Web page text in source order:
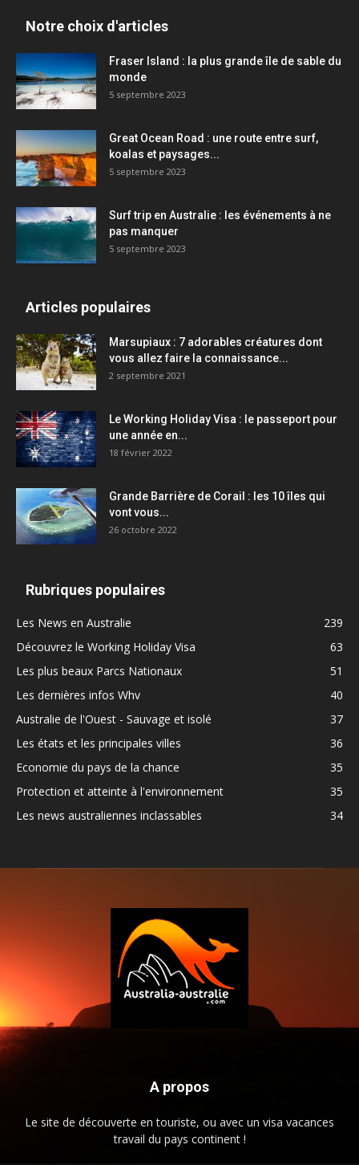
Notre choix d'articles
Fraser Island : la plus grande île de sable du
monde
5 septembre 2023
Great Ocean Road : une route entre surf,
koalas et paysages...
5 septembre 2023
Surf trip en Australie : les événements à ne
pas manquer
5 septembre 2023
Articles populaires
Marsupiaux : 7 adorables créatures dont
vous allez faire la connaissance...
2 septembre 2021
Le Working Holiday Visa : le passeport pour
une année en...
18 février 2022
Grande Barrière de Corail : les 10 îles qui
vont vous...
26 octobre 2022
Rubriques populaires
Les News en Australie
239
Découvrez le Working Holiday Visa
63
Les plus beaux Parcs Nationaux
51
Les dernières infos Whv
40
Australie de l'Ouest - Sauvage et isolé
37
Les états et les principales villes
36
Economie du pays de la chance
35
Protection et atteinte à l'environnement
35
Les news australiennes inclassables
34
A propos
Le site de découverte en touriste, ou avec un visa vacances
travail du pays continent !